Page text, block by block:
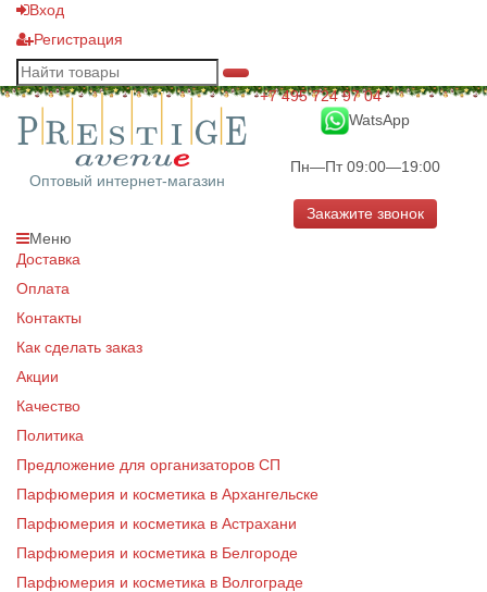
Вход
Регистрация
Оптовый интернет-магазин
+7 495 724 97 04
WatsApp
Пн—Пт 09:00—19:00
Закажите звонок
Меню
Доставка
Оплата
Контакты
Как сделать заказ
Акции
Качество
Политика
Предложение для организаторов СП
Парфюмерия и косметика в Архангельске
Парфюмерия и косметика в Астрахани
Парфюмерия и косметика в Белгороде
Парфюмерия и косметика в Волгограде